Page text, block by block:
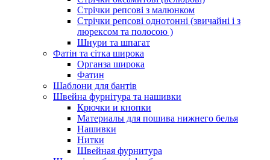
Стрічки репсові з малюнком
Стрічки репсові однотонні (звичайні і з
люрексом та полосою )
Шнури та шпагат
Фатін та сітка широка
Органза широка
Фатин
Шаблони для бантів
Швейна фурнітура та нашивки
Крючки и кнопки
Материалы для пошива нижнего белья
Нашивки
Нитки
Швейная фурнитура